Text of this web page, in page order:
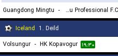
Guangdong Mingtu - Wenzhou Professional F.C
Iceland 1. Deild
Volsungur - HK Kopavogur ۱۹:۳۰